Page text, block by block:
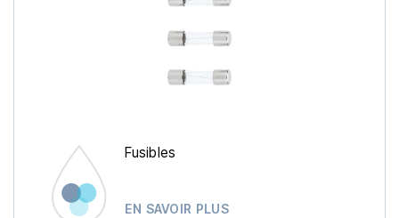
Fusibles
EN SAVOIR PLUS